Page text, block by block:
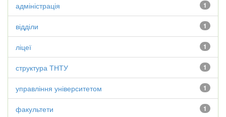
1
адміністрація
1
відділи
1
ліцеї
1
структура ТНТУ
1
управління університетом
1
факультети